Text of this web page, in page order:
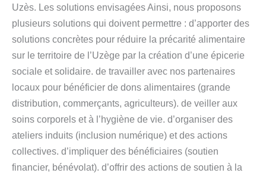
Uzès. Les solutions envisagées Ainsi, nous proposons
plusieurs solutions qui doivent permettre : d’apporter des
solutions concrètes pour réduire la précarité alimentaire
sur le territoire de l’Uzège par la création d’une épicerie
sociale et solidaire. de travailler avec nos partenaires
locaux pour bénéficier de dons alimentaires (grande
distribution, commerçants, agriculteurs). de veiller aux
soins corporels et à l’hygiène de vie. d’organiser des
ateliers induits (inclusion numérique) et des actions
collectives. d’impliquer des bénéficiaires (soutien
financier, bénévolat). d’offrir des actions de soutien à la